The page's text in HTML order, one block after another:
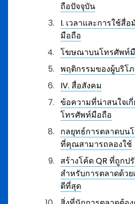
ถือปัจจุบัน
I. เวลาและการใช้สื่
มือถือ
โฆษณาบนโทรศัพท์
พฤติกรรมของผู้บริโ
IV. สื่อสังคม
ข้อความที่น่าสนใจเ
โทรศัพท์มือถือ
กลยุทธ์การตลาดบ
ที่คุณสามารถลองใช้
สร้างโค้ด QR ที่ถูกป
สำหรับการตลาดด้วย
ดีที่สุด